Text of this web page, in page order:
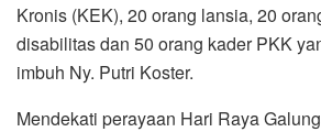
Kronis (KEK), 20 orang lansia, 20
disabilitas dan 50 orang kader PKK
imbuh Ny. Putri Koster.
Mendekati perayaan Hari Raya